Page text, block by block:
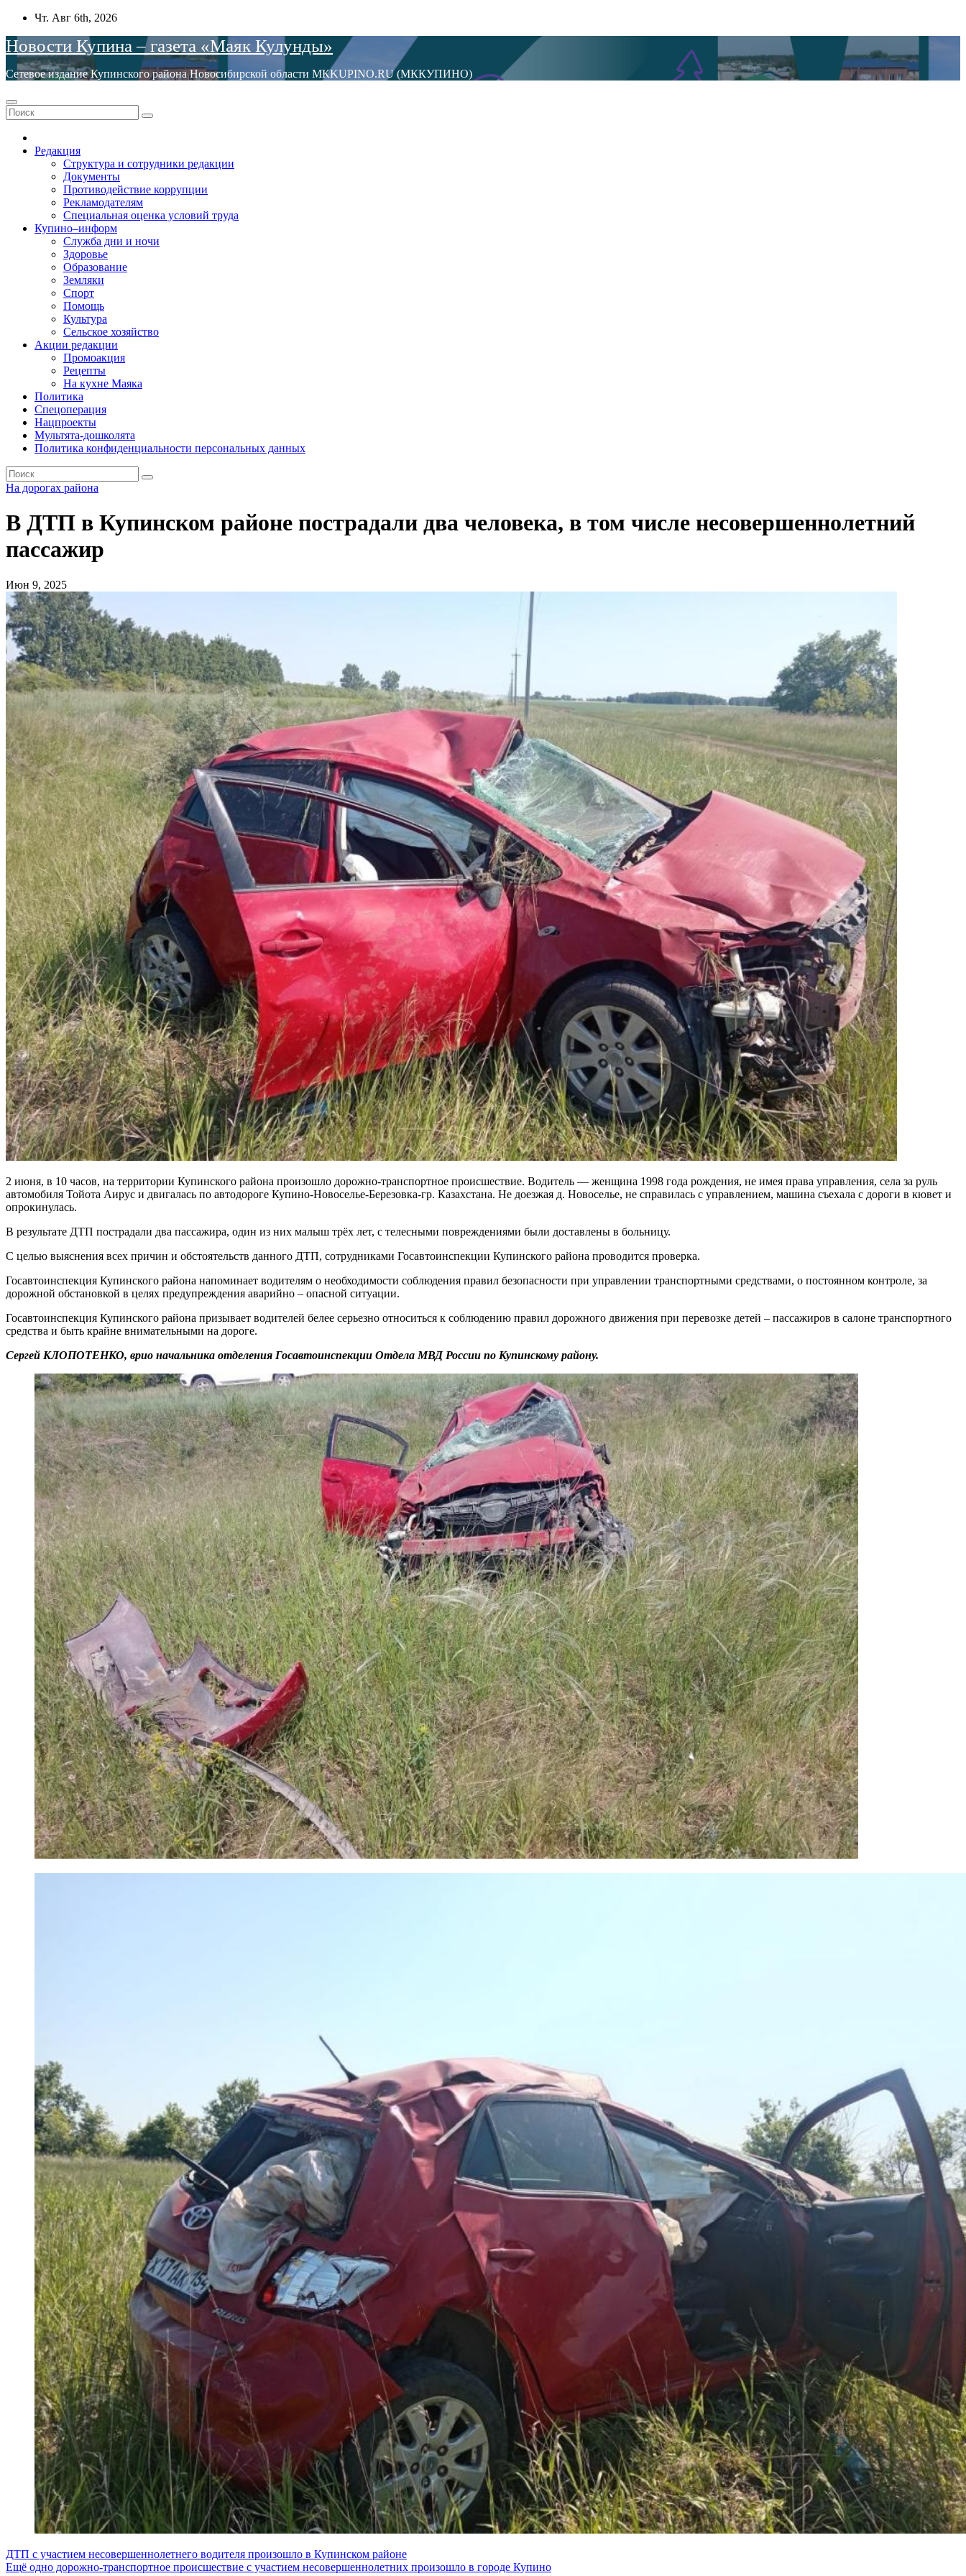
Перейти
содержимому
Чт. Авг 6th, 2026
Новости Купина – газета «Маяк Кулунды»
Сетевое издание Купинского района Новосибирской области МКKUPINO.RU (МККУПИНО)
Редакция
Структура и сотрудники редакции
Документы
Противодействие коррупции
Рекламодателям
Специальная оценка условий труда
Купино–информ
Служба дни и ночи
Здоровье
Образование
Земляки
Спорт
Помощь
Культура
Сельское хозяйство
Акции редакции
Промоакция
Рецепты
На кухне Маяка
Политика
Спецоперация
Нацпроекты
Мультята-дошколята
Политика конфиденциальности персональных данных
На дорогах района
В ДТП в Купинском районе пострадали два человека, в том числе несовершеннолетний
пассажир
Июн 9, 2025
2 июня, в 10 часов, на территории Купинского района произошло дорожно-транспортное происшествие. Водитель — женщина 1998 года рождения, не имея права управления, села за руль
автомобиля Тойота Аирус и двигалась по автодороге Купино-Новоселье-Березовка-гр. Казахстана. Не доезжая д. Новоселье, не справилась с управлением, машина съехала с дороги в кювет и
опрокинулась.
В результате ДТП пострадали два пассажира, один из них малыш трёх лет, с телесными повреждениями были доставлены в больницу.
С целью выяснения всех причин и обстоятельств данного ДТП, сотрудниками Госавтоинспекции Купинского района проводится проверка.
Госавтоинспекция Купинского района напоминает водителям о необходимости соблюдения правил безопасности при управлении транспортными средствами, о постоянном контроле, за
дорожной обстановкой в целях предупреждения аварийно – опасной ситуации.
Госавтоинспекция Купинского района призывает водителей белее серьезно относиться к соблюдению правил дорожного движения при перевозке детей – пассажиров в салоне транспортного
средства и быть крайне внимательными на дороге.
Сергей КЛОПОТЕНКО, врио начальника отделения Госавтоинспекции Отдела МВД России по Купинскому району.
Навигация
ДТП с участием несовершеннолетнего водителя произошло в Купинском районе
Ещё одно дорожно-транспортное происшествие с участием несовершеннолетних произошло в городе Купино